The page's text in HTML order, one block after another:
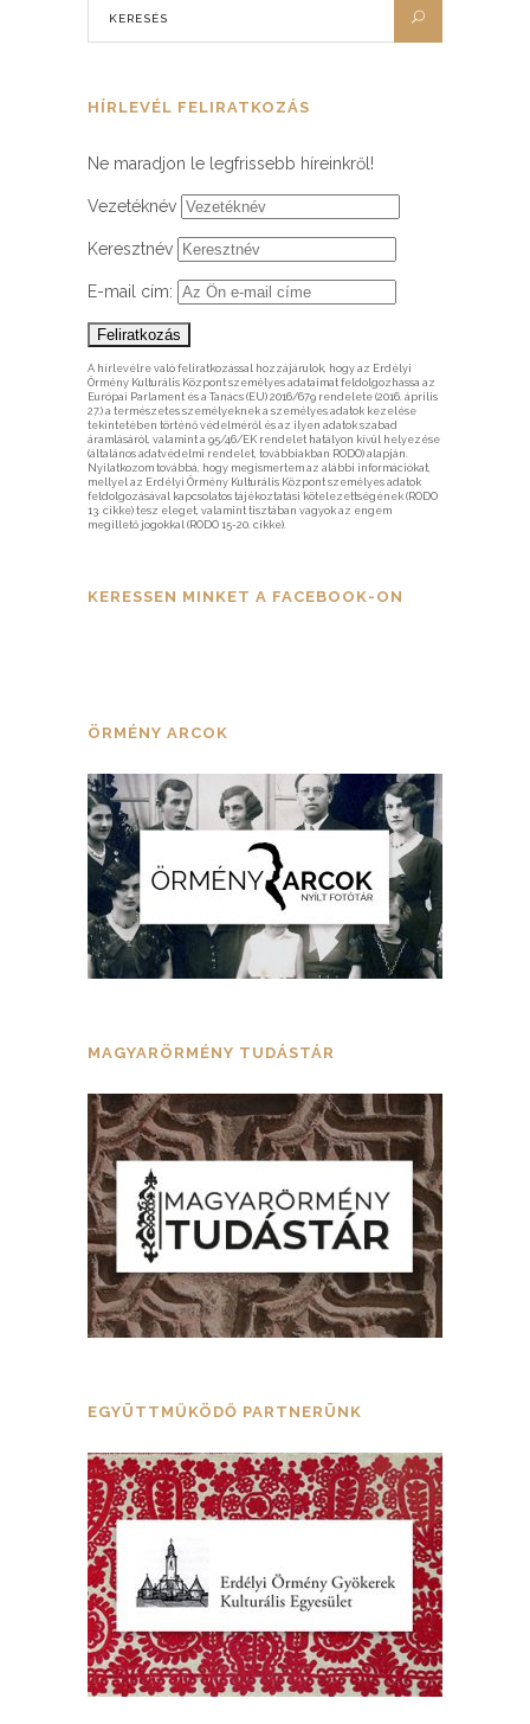
HÍRLEVÉL FELIRATKOZÁS
Ne maradjon le legfrissebb híreinkről!
Vezetéknév
Keresztnév
E-mail cím:
A hírlevélre való feliratkozással hozzájárulok, hogy az Erdélyi
Örmény Kulturális Központ személyes adataimat feldolgozhassa az
Európai Parlament és a Tanács (EU) 2016/679 rendelete (2016. április
27.) a természetes személyeknek a személyes adatok kezelése
tekintetében történő védelméről és az ilyen adatok szabad
áramlásáról, valamint a 95/46/EK rendelet hatályon kívül helyezése
(általános adatvédelmi rendelet, továbbiakban RODO) alapján.
Nyilatkozom továbbá, hogy megismertem az alábbi információkat,
mellyel az Erdélyi Örmény Kulturális Központ személyes adatok
feldolgozásával kapcsolatos tájékoztatási kötelezettségének (RODO
13. cikke) tesz eleget, valamint tisztában vagyok az engem
megillető jogokkal (RODO 15-20. cikke).
KERESSEN MINKET A FACEBOOK-ON
ÖRMÉNY ARCOK
MAGYARÖRMÉNY TUDÁSTÁR
EGYÜTTMŰKÖDŐ PARTNERÜNK